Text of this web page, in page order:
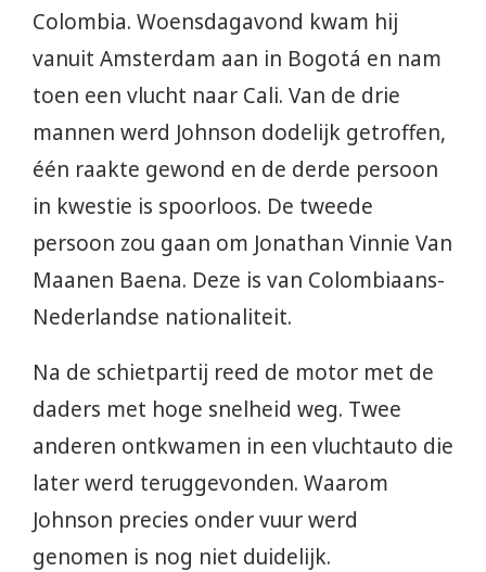
Colombia. Woensdagavond kwam hij
vanuit Amsterdam aan in Bogotá en nam
toen een vlucht naar Cali. Van de drie
mannen werd Johnson dodelijk getroffen,
één raakte gewond en de derde persoon
in kwestie is spoorloos. De tweede
persoon zou gaan om Jonathan Vinnie Van
Maanen Baena. Deze is van Colombiaans-
Nederlandse nationaliteit.
Na de schietpartij reed de motor met de
daders met hoge snelheid weg. Twee
anderen ontkwamen in een vluchtauto die
later werd teruggevonden. Waarom
Johnson precies onder vuur werd
genomen is nog niet duidelijk.